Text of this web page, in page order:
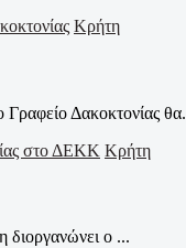
Κρήτη
Δακοκτονίας
Κρήτη
διοργανώνει ο ...